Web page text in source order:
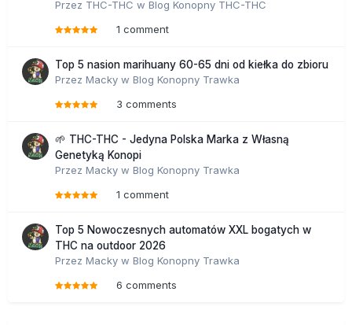
Przez THC-THC w Blog Konopny THC-THC
1 comment
Top 5 nasion marihuany 60-65 dni od kiełka do zbioru
Przez Macky w Blog Konopny Trawka
3 comments
🌱 THC-THC - Jedyna Polska Marka z Własną
Genetyką Konopi
Przez Macky w Blog Konopny Trawka
1 comment
Top 5 Nowoczesnych automatów XXL bogatych w
THC na outdoor 2026
Przez Macky w Blog Konopny Trawka
6 comments